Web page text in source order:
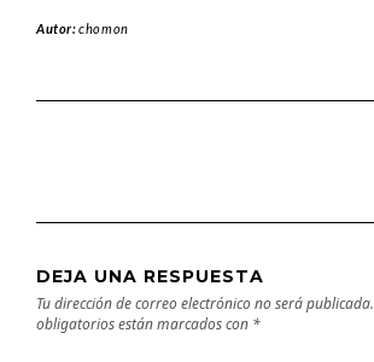
Autor:chomon
DEJA UNA RESPUESTA
Tu dirección de correo electrónico no será publicada.
obligatorios están marcados con *